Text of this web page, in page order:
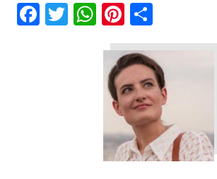
Fa T
W
ha
A
pp
Pi
nt
er
es
t
rt
ag
er